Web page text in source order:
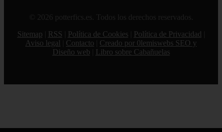
© 2026 potterfics.es. Todos los derechos reservados.
Sitemap
RSS Política de Cookies Política de Privacidad
Aviso legal
Contacto
Creado por 0lemiswebs SEO y
Diseño web
Libro sobre Cabañuelas